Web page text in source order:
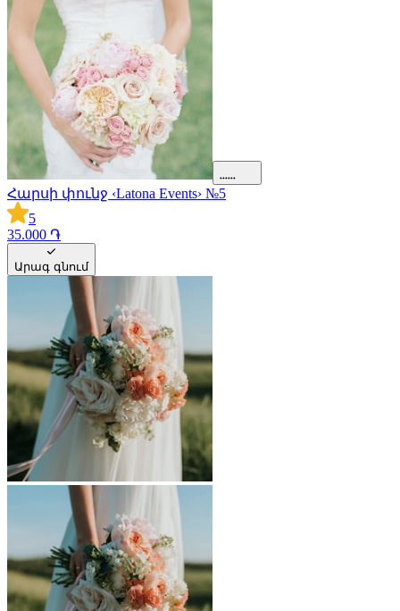
Հարսի փունջ ‹Latona Events› №5
5
35.000 ֏
Արագ գնում